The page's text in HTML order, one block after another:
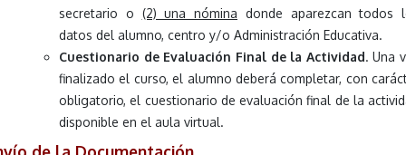
secretario o (2) una nómina donde aparezcan todos
datos del alumno, centro y/o Administración Educativa.
Cuestionario de Evaluación Final de la Actividad. Una
finalizado el curso, el alumno deberá completar, con
obligatorio, el cuestionario de evaluación final de la
disponible en el aula virtual.